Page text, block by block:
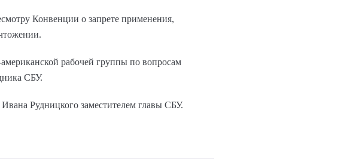
Конвенции о запрете применения,
рабочей группы по вопросам
СБУ.
Рудницкого заместителем главы СБУ.